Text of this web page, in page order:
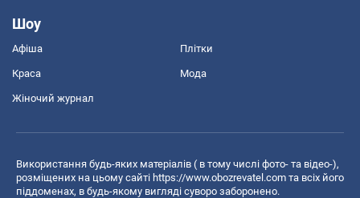
Шоу
Афіша Плітки
Краса Мода
Жіночий журнал
Використання будь-яких матеріалів ( в тому числі фото- та відео-),
розміщених на цьому сайті https://www.obozrevatel.com та всіх його
піддоменах, в будь-якому вигляді суворо заборонено.